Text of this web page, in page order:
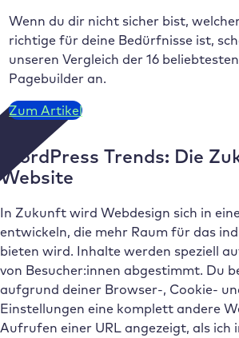
Wenn du dir nicht sicher bist,
richtige für deine Bedürfnisse ist,
unseren Vergleich der 16
Pagebuilder an.
Zum Artikel
WordPress Trends: Die
Website
In Zukunft wird Webdesign sich in
entwickeln, die mehr Raum für das
bieten wird. Inhalte werden speziell
von Besucher:innen abgestimmt. Du
aufgrund deiner Browser-, Cookie-
Einstellungen eine komplett andere
Aufrufen einer URL angezeigt, als ich